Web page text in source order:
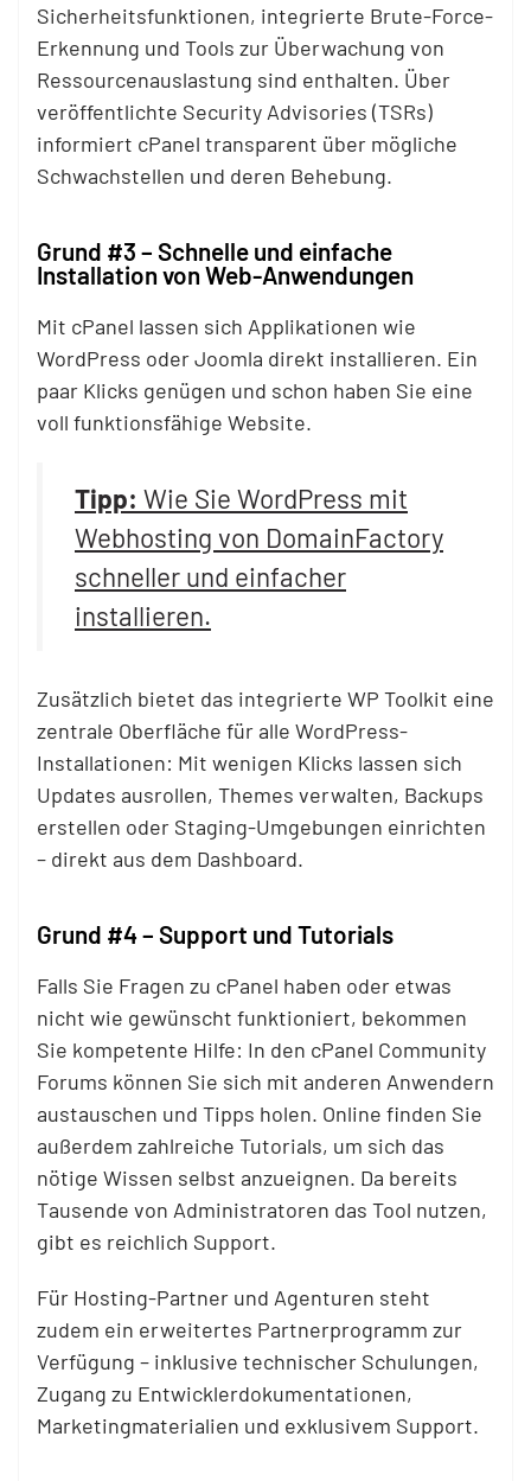
Sicherheitsfunktionen, integrierte Brute-Force-
Erkennung und Tools zur Überwachung von
Ressourcenauslastung sind enthalten. Über
veröffentlichte Security Advisories (TSRs)
informiert cPanel transparent über mögliche
Schwachstellen und deren Behebung.
Grund #3 – Schnelle und einfache
Installation von Web-Anwendungen
Mit cPanel lassen sich Applikationen wie
WordPress oder Joomla direkt installieren. Ein
paar Klicks genügen und schon haben Sie eine
voll funktionsfähige Website.
Tipp: Wie Sie WordPress mit
Webhosting von DomainFactory
schneller und einfacher
installieren.
Zusätzlich bietet das integrierte WP Toolkit eine
zentrale Oberfläche für alle WordPress-
Installationen: Mit wenigen Klicks lassen sich
Updates ausrollen, Themes verwalten, Backups
erstellen oder Staging-Umgebungen einrichten
– direkt aus dem Dashboard.
Grund #4 – Support und Tutorials
Falls Sie Fragen zu cPanel haben oder etwas
nicht wie gewünscht funktioniert, bekommen
Sie kompetente Hilfe: In den cPanel Community
Forums können Sie sich mit anderen Anwendern
austauschen und Tipps holen. Online finden Sie
außerdem zahlreiche Tutorials, um sich das
nötige Wissen selbst anzueignen. Da bereits
Tausende von Administratoren das Tool nutzen,
gibt es reichlich Support.
Für Hosting-Partner und Agenturen steht
zudem ein erweitertes Partnerprogramm zur
Verfügung – inklusive technischer Schulungen,
Zugang zu Entwicklerdokumentationen,
Marketingmaterialien und exklusivem Support.